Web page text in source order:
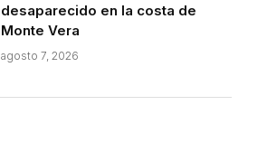
desaparecido en la costa de
Monte Vera
agosto 7, 2026